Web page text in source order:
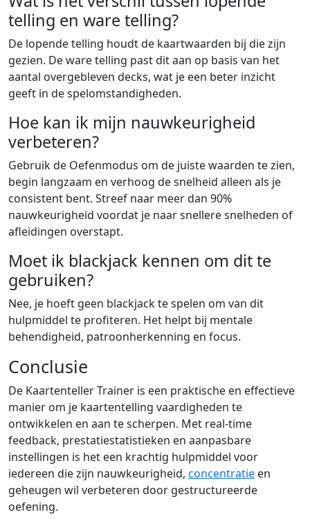
telling en ware telling?
De lopende telling houdt de kaartwaarden bij die zijn
gezien. De ware telling past dit aan op basis van het
aantal overgebleven decks, wat je een beter inzicht
geeft in de spelomstandigheden.
Hoe kan ik mijn nauwkeurigheid
verbeteren?
Gebruik de Oefenmodus om de juiste waarden te zien,
begin langzaam en verhoog de snelheid alleen als je
consistent bent. Streef naar meer dan 90%
nauwkeurigheid voordat je naar snellere snelheden of
afleidingen overstapt.
Moet ik blackjack kennen om dit te
gebruiken?
Nee, je hoeft geen blackjack te spelen om van dit
hulpmiddel te profiteren. Het helpt bij mentale
behendigheid, patroonherkenning en focus.
Conclusie
De Kaartenteller Trainer is een praktische en effectieve
manier om je kaartentelling vaardigheden te
ontwikkelen en aan te scherpen. Met real-time
feedback, prestatiestatistieken en aanpasbare
instellingen is het een krachtig hulpmiddel voor
iedereen die zijn nauwkeurigheid, concentratie en
geheugen wil verbeteren door gestructureerde
oefening.